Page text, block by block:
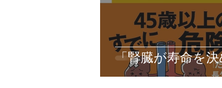
「腎臓が寿命を